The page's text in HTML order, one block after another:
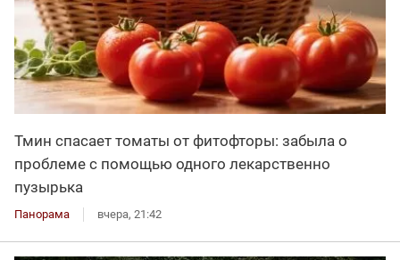
Тмин спасает томаты от фитофторы: забыла о
проблеме с помощью одного лекарственно
пузырька
Панорама вчера, 21:42